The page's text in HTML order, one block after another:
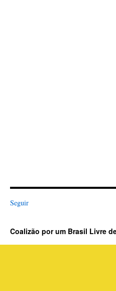
Seguir
Coalizão por um Brasil Livre